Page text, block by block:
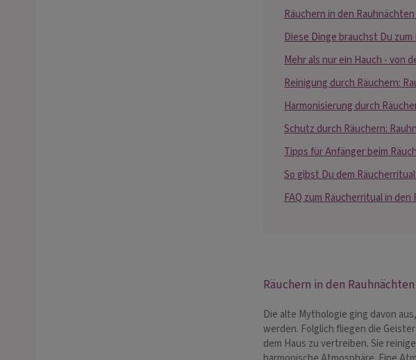
Räuchern in den
Diese Dinge brauchst Du
Mehr als nur ein Hauch - von
Reinigung durch Räuchern:
Harmonisierung durch
Schutz durch Räuchern:
Tipps für Anfänger beim
So gibst Du dem
FAQ zum Räucherritual in den
Räuchern in den
Die alte Mythologie ging davon
werden. Folglich fliegen die
dem Haus zu vertreiben. Sie